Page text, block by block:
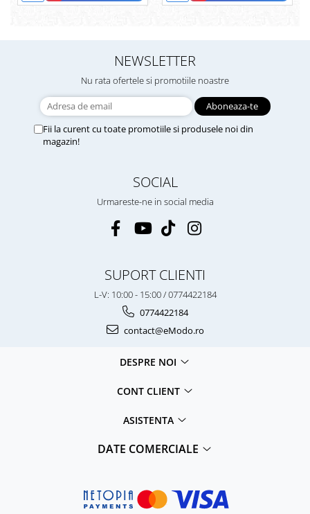
NEWSLETTER
Nu rata ofertele si promotiile noastre
Fii la curent cu toate promotiile si produsele noi din
magazin!
SOCIAL
Urmareste-ne in social media
SUPORT CLIENTI
L-V: 10:00 - 15:00 / 0774422184
0774422184
contact@eModo.ro
DESPRE NOI
CONT CLIENT
ASISTENTA
DATE COMERCIALE